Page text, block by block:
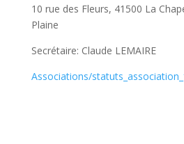
10 rue des Fleurs, 41500 La
Plaine
Secrétaire: Claude LEMAIRE
Associations/